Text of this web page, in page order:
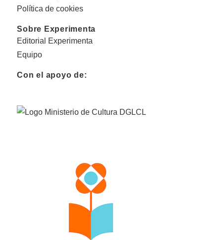
Política de cookies
Sobre Experimenta
Editorial Experimenta
Equipo
Con el apoyo de: